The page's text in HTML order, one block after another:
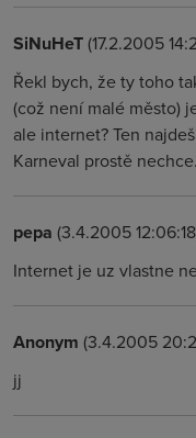
SiNuHeT(17.2.2005
Řekl bych, že ty toho
(což není malé město)
ale internet? Ten
Karneval prostě
pepa (3.4.2005
Internet je uz vlastne
Anonym (3.4.2005
jj